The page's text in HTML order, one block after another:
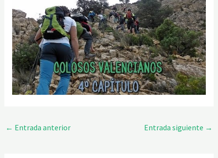
← Entrada anterior Entrada siguiente →